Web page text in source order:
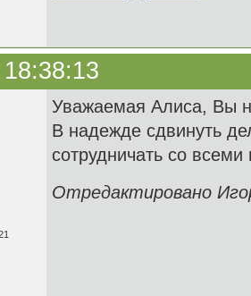
Уважаемая Алиса, Вы
В надежде сдвинуть
сотрудничать со
Отредактировано